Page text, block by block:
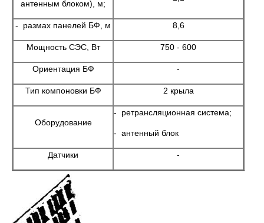
антенным блоком), м;
- размах панелей БФ, м 8,6
Мощность СЭС, Вт 750 - 600
Ориентация БФ -
Тип компоновки БФ 2 крыла
Оборудование
- ретрансляционная система;
- антенный блок
Датчики -